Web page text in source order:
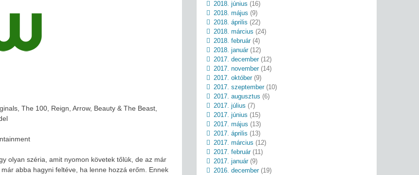
The 100, Reign, Arrow, Beauty & The Beast,
olyan széria, amit nyomon követek tőlük, de az már
abba hagyni feltéve, ha lenne hozzá erőm. Ennek
2018. június (16)
2018. május (9)
2018. április (22)
2018. március (24)
2018. február(4)
2018. január(12)
2017. december(12)
2017. november(14)
2017. október(9)
2017. szeptember(10)
2017. augusztus (6)
2017. július (7)
2017. június (15)
2017. május (13)
2017. április (13)
2017. március (12)
2017. február(11)
2017. január(9)
2016. december(19)